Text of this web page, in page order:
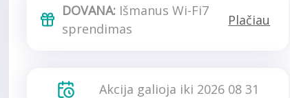
DOVANA:Išmanus Wi-Fi7
sprendimas
Plačiau
Akcija galioja iki 2026 08 31